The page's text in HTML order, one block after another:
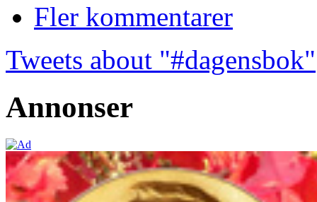
Fler kommentarer
Tweets about "#dagensbok"
Annonser